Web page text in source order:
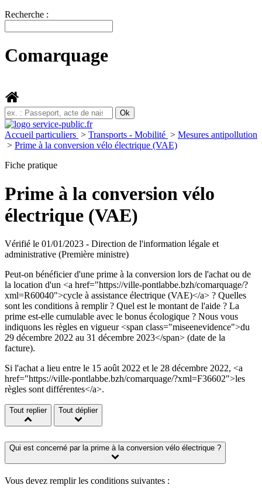
Recherche :
Comarquage
Accueil particuliers > Transports - Mobilité > Mesures antipollution
> Prime à la conversion vélo électrique (VAE)
Fiche pratique
Prime à la conversion vélo
électrique (VAE)
Vérifié le 01/01/2023 - Direction de l'information légale et
administrative (Première ministre)
Peut-on bénéficier d'une prime à la conversion lors de l'achat ou de
la location d'un <a href="https://ville-pontlabbe.bzh/comarquage/?
xml=R60040">cycle à assistance électrique (VAE)</a> ? Quelles
sont les conditions à remplir ? Quel est le montant de l'aide ? La
prime est-elle cumulable avec le bonus écologique ? Nous vous
indiquons les règles en vigueur <span class="miseenevidence">du
29 décembre 2022 au 31 décembre 2023</span> (date de la
facture).
Si l'achat a lieu entre le 15 août 2022 et le 28 décembre 2022, <a
href="https://ville-pontlabbe.bzh/comarquage/?xml=F36602">les
règles sont différentes</a>.
Tout replier Tout déplier
Qui est concerné par la prime à la conversion vélo électrique ?
Vous devez remplir les conditions suivantes :